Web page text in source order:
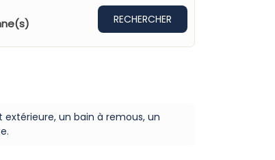
RECHERCHER
un bain à remous, un